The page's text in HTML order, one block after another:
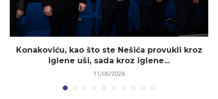
Konakoviću, kao što ste Nešića provukli kroz
iglene uši, sada kroz iglene...
11/06/2026